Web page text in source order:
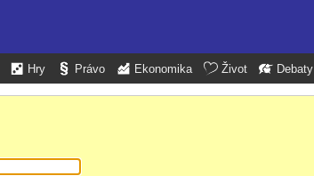
Hry Právo Ekonomika Život Debaty